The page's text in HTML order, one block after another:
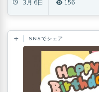
3月 6日 156
SNSでシェア